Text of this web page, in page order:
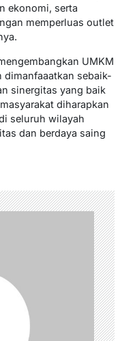
ekonomi, serta
memperluas outlet
UMKM
sebaik-
sinergitas yang baik
diharapkan
seluruh wilayah
dan berdaya saing